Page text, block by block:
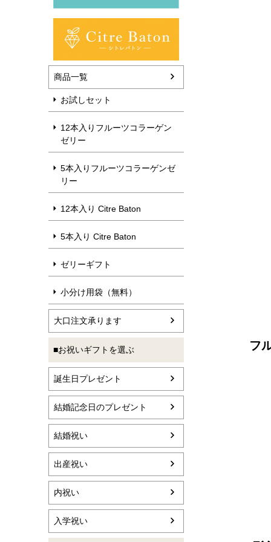
商品一覧
お試しセット
12本入りフルーツコラーゲン
ゼリー
5本入りフルーツコラーゲンゼ
リー
12本入り Citre Baton
5本入り Citre Baton
ゼリーギフト
小分け用袋（無料）
大口注文承ります
■お祝いギフトを選ぶ
誕生日プレゼント
結婚記念日のプレゼント
結婚祝い
出産祝い
内祝い
入学祝い
フ